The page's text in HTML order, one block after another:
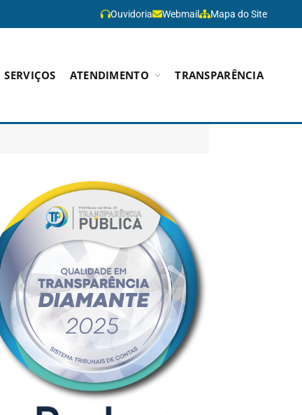
Ouvidoria Webmail Mapa do Site
SERVIÇOS ATENDIMENTO TRANSPARÊNCIA